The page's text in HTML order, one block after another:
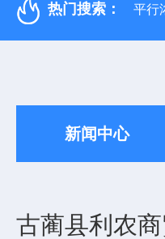
热门搜索： 平行
新闻中心
古蔺县利农